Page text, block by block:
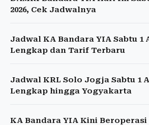
2026, Cek Jadwalnya
Jadwal KA Bandara YIA Sabtu 1
Lengkap dan Tarif Terbaru
Jadwal KRL Solo Jogja Sabtu 1
Lengkap hingga Yogyakarta
KA Bandara YIA Kini Beroperasi